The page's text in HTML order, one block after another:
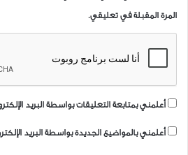
المرة المقبلة في تعليقي.
أعلمني بمتابعة التعليقات بواسطة البريد
أعلمني بالمواضيع الجديدة بواسطة البريد